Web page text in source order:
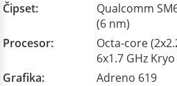
Čipset:
Qualcomm
(6 nm)
Procesor:
Octa-core
6x1.7 GHz
Grafika:
Adreno 619